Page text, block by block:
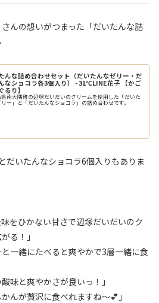
んの想いがつまった「だいたんな詰
んな詰め合わせセット（だいたんなゼリー・だ
なショコラ各3個入り） - 31℃LINE花子 【かご
るり】
南大隅町の辺塚だいだいのクリームを使用した「だいた
ー」と「だいたんなショコラ」の詰め合わせです。
だいたんなショコラ6個入りもありま
をひかない甘さで辺塚だいだいのク
る！」
と一緒にたべると爽やかで3層一緒に食
味と爽やかさが良いっ！」
んが贅沢に食べれますね～💕」